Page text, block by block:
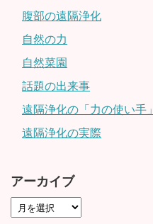
腹部の遠隔浄化
自然の力
自然菜園
話題の出来事
遠隔浄化の「力の使い手」
遠隔浄化の実際
アーカイブ